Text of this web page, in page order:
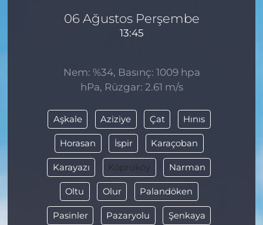
06 Ağustos Perşembe
13:45
Nem: %34, Basınç: 1009 hpa
hPa, Rüzgar: 2.61 m/s
Aşkale Aziziye Çat Hınıs
Horasan İspir Karaçoban
Karayazı Köprüköy Narman
Oltu Olur Palandöken
Pasinler Pazaryolu Şenkaya
GÜNCEL